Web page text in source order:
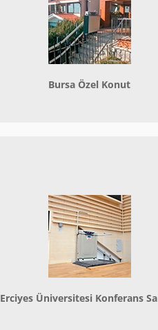
Bursa Özel Konut
Erciyes Üniversitesi Konferans